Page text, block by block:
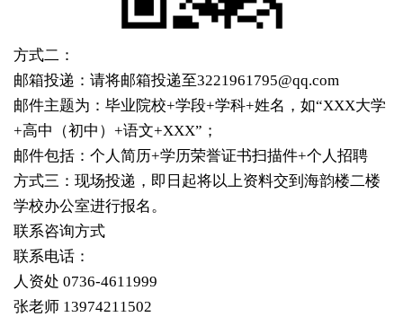
方式二：
邮箱投递：请将邮箱投递至3221961795@qq.com
邮件主题为：毕业院校+学段+学科+姓名，如“XXX大学
+高中（初中）+语文+XXX”；
邮件包括：个人简历+学历荣誉证书扫描件+个人招聘
方式三：现场投递，即日起将以上资料交到海韵楼二楼
学校办公室进行报名。
联系咨询方式
联系电话：
人资处 0736-4611999
张老师 13974211502